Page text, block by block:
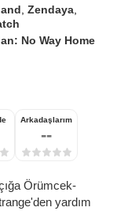
,Zendaya
No Way Home
Arkadaşlarım
--
Örümcek-
yardım